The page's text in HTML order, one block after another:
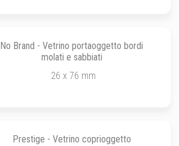
No Brand - Vetrino portaoggetto bordi
molati e sabbiati
26 x 76 mm
Prestige - Vetrino coprioggetto